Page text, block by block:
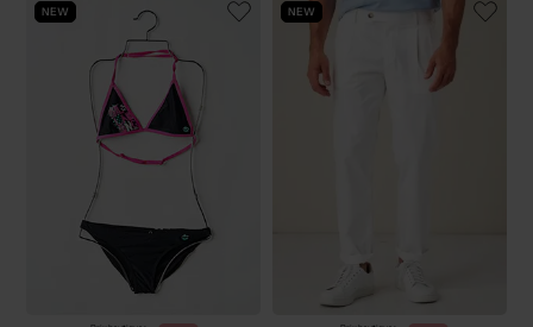
NEW NEW